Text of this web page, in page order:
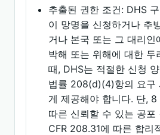
추출된 권한 조건: DHS
이 망명을 신청하거나 추
거나 본국 또는 그 대리인
박해 또는 위해에 대한 두
때, DHS는 적절한 신청
법률 208(d)(4)항의 요구
게 제공해야 합니다. 단,
따른 신뢰할 수 있는 공포
CFR 208.31에 따른 합리